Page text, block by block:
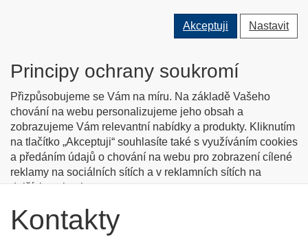
Akceptuji Nastavit
Principy ochrany soukromí
Přizpůsobujeme se Vám na míru. Na základě Vašeho
chování na webu personalizujeme jeho obsah a
zobrazujeme Vám relevantní nabídky a produkty. Kliknutím
na tlačítko „Akceptuji“ souhlasíte také s využíváním cookies
a předáním údajů o chování na webu pro zobrazení cílené
reklamy na sociálních sítích a v reklamních sítích na
dalších webech.
nastavit nebo kdykoli vypnout po kliknutí na tlačítko
„Nastavit“.
Přepnout
uživatele
Přepnout
vyhledávání
O nás Kontakty Jak nakupovat Katalog zboží
English info
Tyflopomůcky
Prodej zboží pro zrakově postižené
Kontakty